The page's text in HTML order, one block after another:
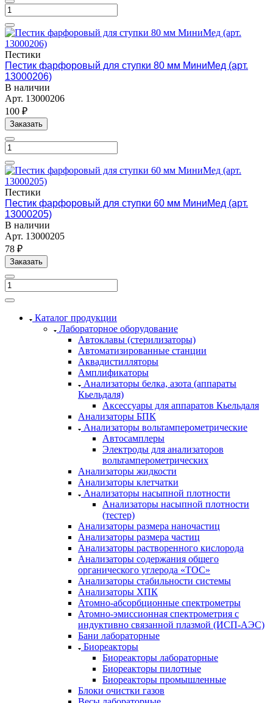
Пестики
Пестик фарфоровый для ступки 80 мм МиниМед (арт.
13000206)
В наличии
Арт. 13000206
100 ₽
Заказать
Пестики
Пестик фарфоровый для ступки 60 мм МиниМед (арт.
13000205)
В наличии
Арт. 13000205
78 ₽
Заказать
Каталог продукции
Лабораторное оборудование
Автоклавы (стерилизаторы)
Автоматизированные станции
Аквадистилляторы
Амплификаторы
Анализаторы белка, азота (аппараты
Кьельдаля)
Аксессуары для аппаратов Кьельдаля
Анализаторы БПК
Анализаторы вольтамперометрические
Автосамплеры
Электроды для анализаторов
вольтамперометрических
Анализаторы жидкости
Анализаторы клетчатки
Анализаторы насыпной плотности
Анализаторы насыпной плотности
(тестер)
Анализаторы размера наночастиц
Анализаторы размера частиц
Анализаторы растворенного кислорода
Анализаторы содержания общего
органического углерода «TOC»
Анализаторы стабильности системы
Анализаторы ХПК
Атомно-абсорбционные спектрометры
Атомно-эмиссионная спектрометрия с
индуктивно связанной плазмой (ИСП-АЭС)
Бани лабораторные
Биореакторы
Биореакторы лабораторные
Биореакторы пилотные
Биореакторы промышленные
Блоки очистки газов